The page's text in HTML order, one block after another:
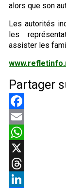
alors que son
Les autorités
les
assister les
Partager
Facebook
Email
WhatsApp
X
Threads